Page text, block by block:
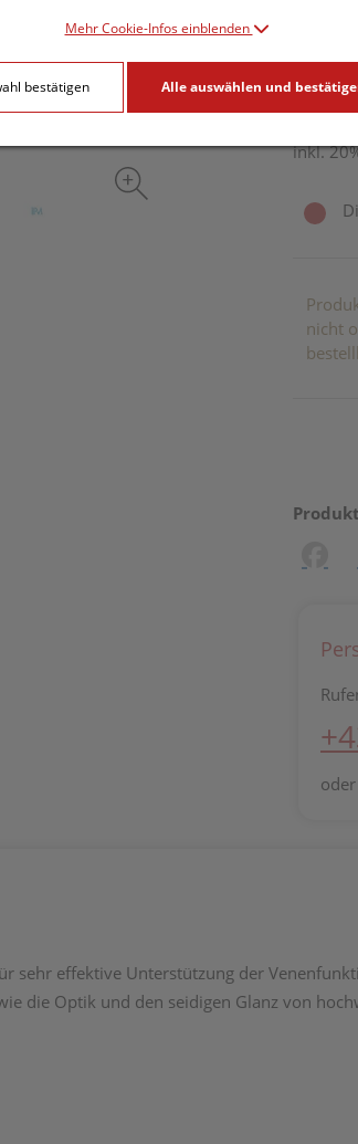
2 Stk. /
inkl.
nicht
sehr effektive Unterstützung der
die Optik und den seidigen Glanz von
Mehr Cookie-Infos einblenden
bestätigen Alle auswählen und